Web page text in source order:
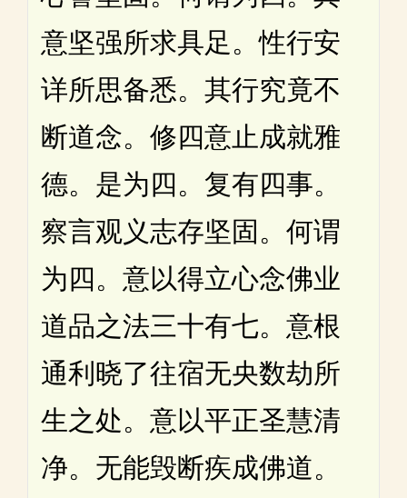
意坚强所求具足。性行安
详所思备悉。其行究竟不
断道念。修四意止成就雅
德。是为四。复有四事。
察言观义志存坚固。何谓
为四。意以得立心念佛业
道品之法三十有七。意根
通利晓了往宿无央数劫所
生之处。意以平正圣慧清
净。无能毁断疾成佛道。